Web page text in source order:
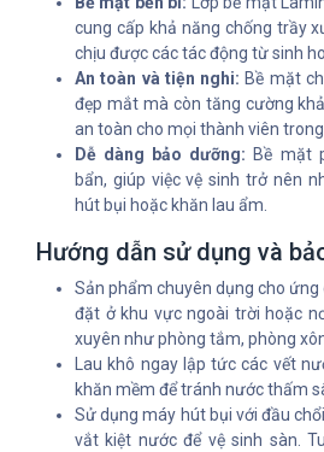
cung cấp khả năng chống trầy
chịu được các tác động từ sinh
An toàn và tiện nghi: Bề mặt
đẹp mắt mà còn tăng cường
an toàn cho mọi thành viên trong
Dễ dàng bảo dưỡng: Bề mặt
bẩn, giúp việc vệ sinh trở nên
hút bụi hoặc khăn lau ẩm.
Hướng dẫn sử dụng và
Sản phẩm chuyên dụng cho
đặt ở khu vực ngoài trời hoặc
xuyên như phòng tắm, phòng
Lau khô ngay lập tức các vết
khăn mềm để tránh nước thấm
Sử dụng máy hút bụi với đầu
vắt kiệt nước để vệ sinh sàn.